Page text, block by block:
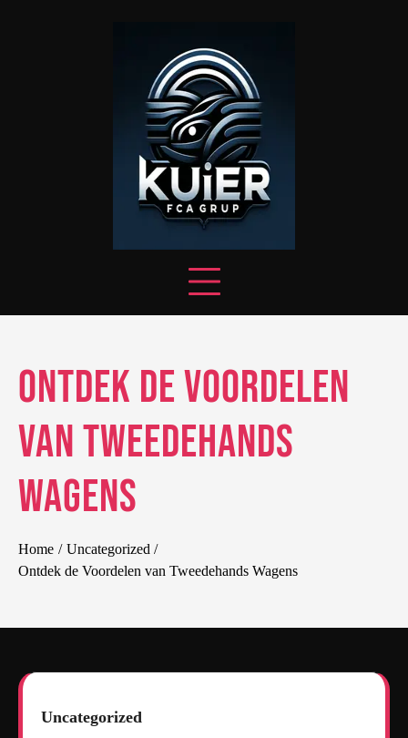
Ontdek de Voordelen
van Tweedehands
Wagens
Home
Uncategorized
Ontdek de Voordelen van Tweedehands Wagens
Uncategorized